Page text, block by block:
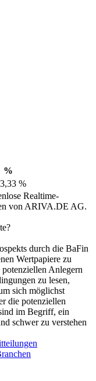
%
%
Realtime-
von ARIVA.DE AG.
durch die BaFin
Wertpapiere zu
Anlegern
zu lesen,
sich möglichst
die potenziellen
im Begriff, ein
schwer zu verstehen